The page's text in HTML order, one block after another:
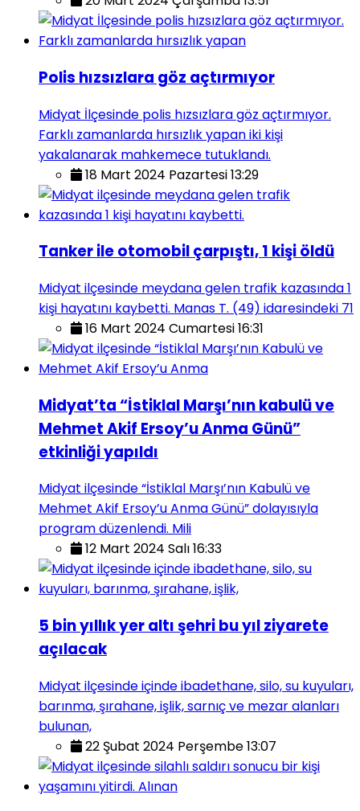
Polis hızsızlara göz açtırmıyor
Midyat İlçesinde polis hızsızlara göz açtırmıyor.
Farklı zamanlarda hırsızlık yapan iki kişi
yakalanarak mahkemece tutuklandı.
18 Mart 2024 Pazartesi 13:29
Tanker ile otomobil çarpıştı, 1 kişi öldü
Midyat ilçesinde meydana gelen trafik kazasında 1
kişi hayatını kaybetti. Manas T. (49) idaresindeki 71
16 Mart 2024 Cumartesi 16:31
Midyat’ta “İstiklal Marşı’nın kabulü ve
Mehmet Akif Ersoy’u Anma Günü”
etkinliği yapıldı
Midyat ilçesinde “İstiklal Marşı’nın Kabulü ve
Mehmet Akif Ersoy’u Anma Günü” dolayısıyla
program düzenlendi. Mili
12 Mart 2024 Salı 16:33
5 bin yıllık yer altı şehri bu yıl ziyarete
açılacak
Midyat ilçesinde içinde ibadethane, silo, su kuyuları,
barınma, şırahane, işlik, sarnıç ve mezar alanları
bulunan,
22 Şubat 2024 Perşembe 13:07